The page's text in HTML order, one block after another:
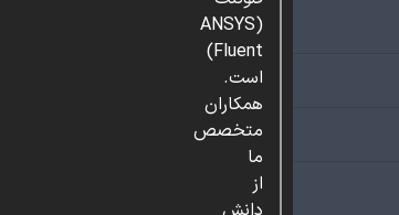
(ANSYS
Fluent)
است.
همکاران
متخصص
ما
از